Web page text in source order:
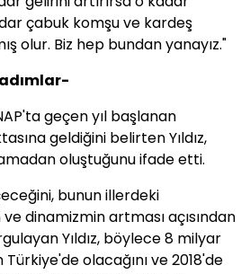
çabuk komşu ve kardeş
olur. Biz hep bundan yanayız."
geçen yıl başlanan
geldiğini belirten Yıldız,
oluştuğunu ifade etti.
bunun illerdeki
dinamizmin artması açısından
Yıldız, böylece 8 milyar
Türkiye'de olacağını ve 2018'de